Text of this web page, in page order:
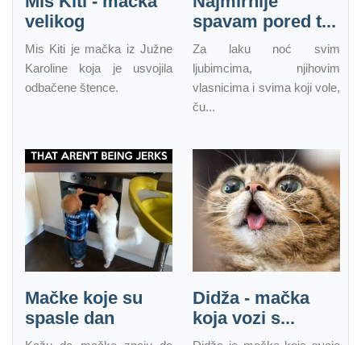
velikog
Mis Kiti je mačka iz Južne
Karoline koja je usvojila
odbačene štence.
spavam pored t...
Za laku noć svim
ljubimcima, njihovim
vlasnicima i svima koji vole,
ču...
Mačke koje su
spasle dan
Didža - mačka
koja vozi s...